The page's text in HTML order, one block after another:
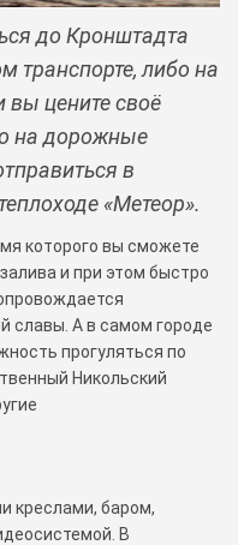
до Кронштадта
транспорте, либо на
цените своё
на дорожные
в
«Метеор».
которого вы сможете
и при этом быстро
славы. А в самом городе
прогуляться по
Никольский
креслами, баром,
В